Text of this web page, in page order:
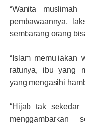
“Wanita
pembawaannya,
sembarang orang
“Islam memuliakan
ratunya, ibu yang
yang mengasihi
“Hijab tak sekedar
menggambarkan